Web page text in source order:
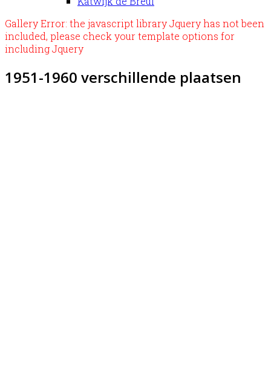
Gallery Error: the javascript library Jquery has not been
included, please check your template options for
including Jquery
1951-1960 verschillende plaatsen